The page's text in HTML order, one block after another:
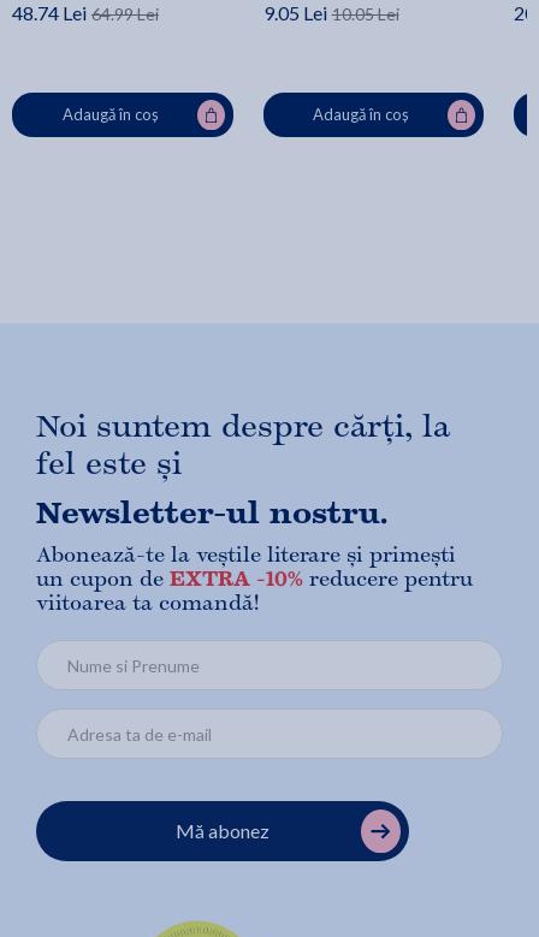
48.74 Lei 64.99 Lei
Adaugă în coș
9.05 Lei 10.05 Lei
Adaugă în coș
Noi suntem despre cărți, la
fel este și
Newsletter-ul nostru.
Abonează-te la veștile literare și primești
un cupon de EXTRA -10% reducere pentru
viitoarea ta comandă!
Mă abonez